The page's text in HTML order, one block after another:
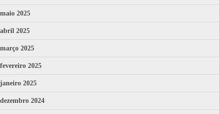
maio 2025
abril 2025
março 2025
fevereiro 2025
janeiro 2025
dezembro 2024